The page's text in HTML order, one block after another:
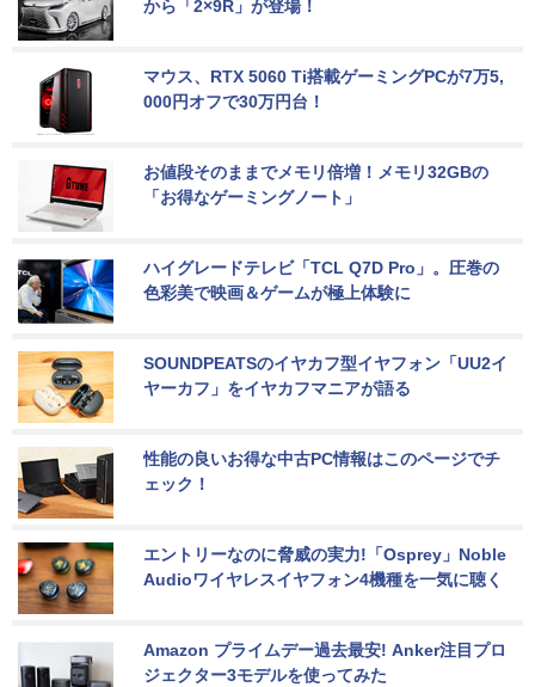
から「2×9R」が登場！
マウス、RTX 5060 Ti搭載ゲーミングPCが7万5,
000円オフで30万円台！
お値段そのままでメモリ倍増！メモリ32GBの
「お得なゲーミングノート」
ハイグレードテレビ「TCL Q7D Pro」。圧巻の
色彩美で映画＆ゲームが極上体験に
SOUNDPEATSのイヤカフ型イヤフォン「UU2イ
ヤーカフ」をイヤカフマニアが語る
性能の良いお得な中古PC情報はこのページでチ
ェック！
エントリーなのに脅威の実力!「Osprey」Noble
Audioワイヤレスイヤフォン4機種を一気に聴く
Amazon プライムデー過去最安! Anker注目プロ
ジェクター3モデルを使ってみた